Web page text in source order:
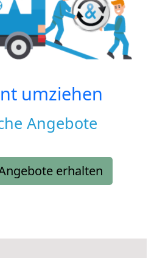
umziehen
Angebote
erhalten